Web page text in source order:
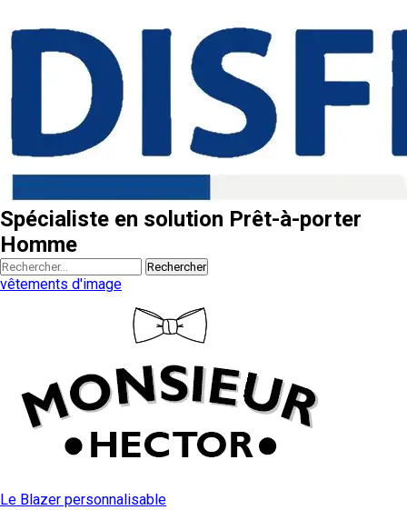
Spécialiste en solution Prêt-à-porter
Homme
Rechercher
vêtements d'image
Le Blazer personnalisable